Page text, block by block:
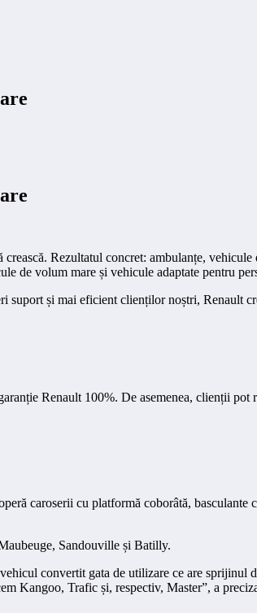
Rezultatul concret: ambulanțe, vehicule
de volum mare și vehicule adaptate pentru
și mai eficient clienților noștri, Renault
Renault 100%. De asemenea, clienții pot
caroserii cu platformă coborâtă, basculante
Sandouville și Batilly.
convertit gata de utilizare ce are sprijinul
Kangoo, Trafic și, respectiv, Master”, a